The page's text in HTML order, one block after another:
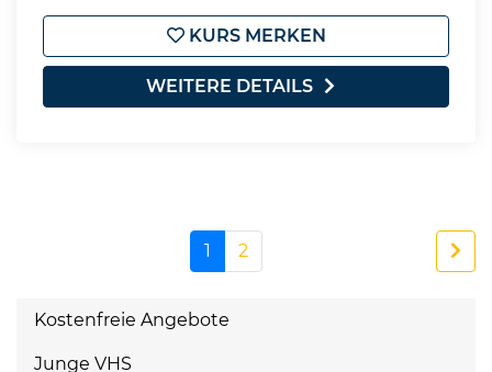
KURS MERKEN
WEITERE DETAILS
1 2
Kostenfreie Angebote
Junge VHS